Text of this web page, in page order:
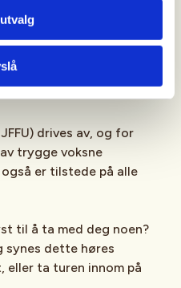
Instagram
på din favoritt-
drives av, og for
trygge voksne
er tilstede på alle
til å ta med deg noen?
dette høres
eller ta turen innom på